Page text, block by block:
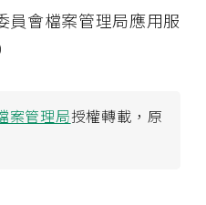
員會檔案管理局應用服
案管理局授權轉載，原